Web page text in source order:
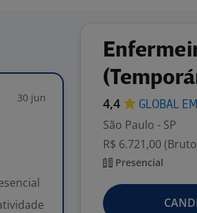
30 jun 4,4 GLOBAL
São Paulo - SP
R$ 6.721,00
Presencial